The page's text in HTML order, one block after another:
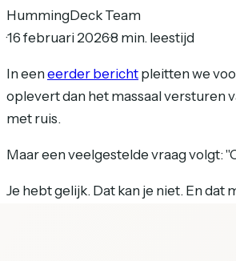
HummingDeck Team
·16 februari 2026·8 min. leestijd
In een eerder bericht pleitten we
oplevert dan het massaal versturen
met ruis.
Maar een veelgestelde vraag volgt:
Je hebt gelijk. Dat kan je niet. En dat